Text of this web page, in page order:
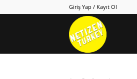
Giriş Yap / Kayıt Ol
Netizen